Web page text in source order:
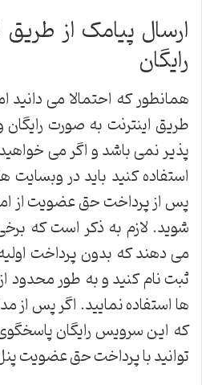
ارسال پیامک از
رایگان
همانطور که احتمالا می
طریق اینترنت به صورت
پذیر نمی باشد و اگر می
استفاده کنید باید در
پس از پرداخت حق عضویت از
شوید. لازم به ذکر است که
می دهند که بدون پرداخت
ثبت نام کنید و به طور
ها استفاده نمایید. اگر پس از
که این سرویس رایگان
توانید با پرداخت حق عضویت